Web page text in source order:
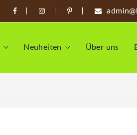
Neuheiten Über uns